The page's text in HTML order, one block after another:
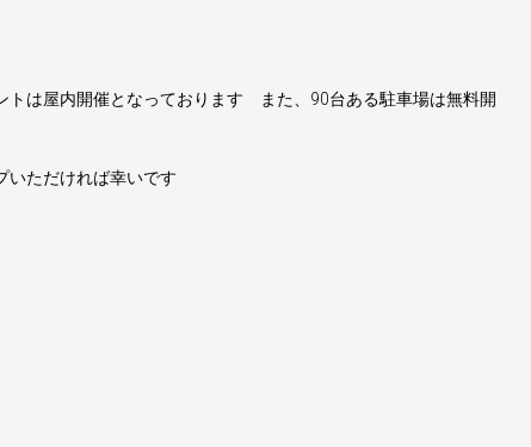
トは屋内開催となっております また、90台ある駐車場は無料開
いただければ幸いです